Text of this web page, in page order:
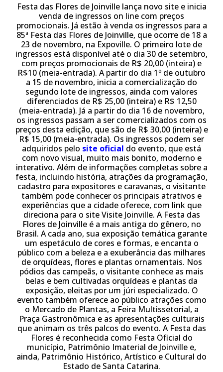
Festa das Flores de Joinville lança novo site e inicia
venda de ingressos on line com preços
promocionais. Já estão à venda os ingressos para a
85ª Festa das Flores de Joinville, que ocorre de 18 a
23 de novembro, na Expoville. O primeiro lote de
ingressos está disponível até o dia 30 de setembro,
com preços promocionais de R$ 20,00 (inteira) e
R$10 (meia-entrada). A partir do dia 1º de outubro
a 15 de novembro, inicia a comercialização do
segundo lote de ingressos, ainda com valores
diferenciados de R$ 25,00 (inteira) e R$ 12,50
(meia-entrada). Já a partir do dia 16 de novembro,
os ingressos passam a ser comercializados com os
preços desta edição, que são de R$ 30,00 (inteira) e
R$ 15,00 (meia-entrada). Os ingressos podem ser
adquiridos pelo site oficial do evento, que está
com novo visual, muito mais bonito, moderno e
interativo. Além de informações completas sobre a
festa, incluindo história, atrações da programação,
cadastro para expositores e caravanas, o visitante
também pode conhecer os principais atrativos e
experiências que a cidade oferece, com link que
direciona para o site Visite Joinville. A Festa das
Flores de Joinville é a mais antiga do gênero, no
Brasil. A cada ano, sua exposição temática garante
um espetáculo de cores e formas, e encanta o
público com a beleza e a exuberância das milhares
de orquídeas, flores e plantas ornamentais. Nos
pódios das campeãs, o visitante conhece as mais
belas e bem cultivadas orquídeas e plantas da
exposição, eleitas por um júri especializado. O
evento também oferece ao público atrações como
o Mercado de Plantas, a Feira Multissetorial, a
Praça Gastronômica e as apresentações culturais
que animam os três palcos do evento. A Festa das
Flores é reconhecida como Festa Oficial do
município, Patrimônio Imaterial de Joinville e,
ainda, Patrimônio Histórico, Artístico e Cultural do
Estado de Santa Catarina.